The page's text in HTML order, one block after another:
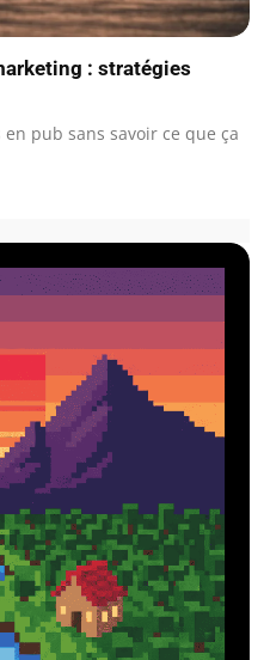
: stratégies
pub sans savoir ce que ça